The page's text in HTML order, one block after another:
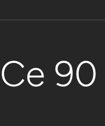
90